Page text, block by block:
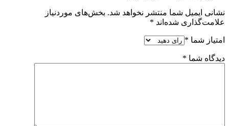
نشانی ایمیل شما منتشر نخواهد شد. بخش‌های موردنیاز
علامت‌گذاری شده‌اند *
امتیاز شما *
دیدگاه شما *